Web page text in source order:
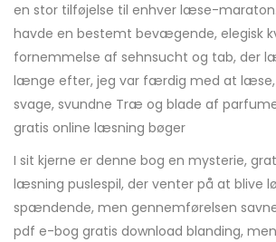
en stor tilføjelse til enhver læse-
havde en bestemt bevægende, elegisk
fornemmelse af sehnsucht og tab, der
længe efter, jeg var færdig med at læse,
svage, svundne Træ og blade af
gratis online læsning bøger
I sit kjerne er denne bog en mysterie,
læsning puslespil, der venter på at blive
spændende, men gennemførelsen
pdf e-bog gratis download blanding,